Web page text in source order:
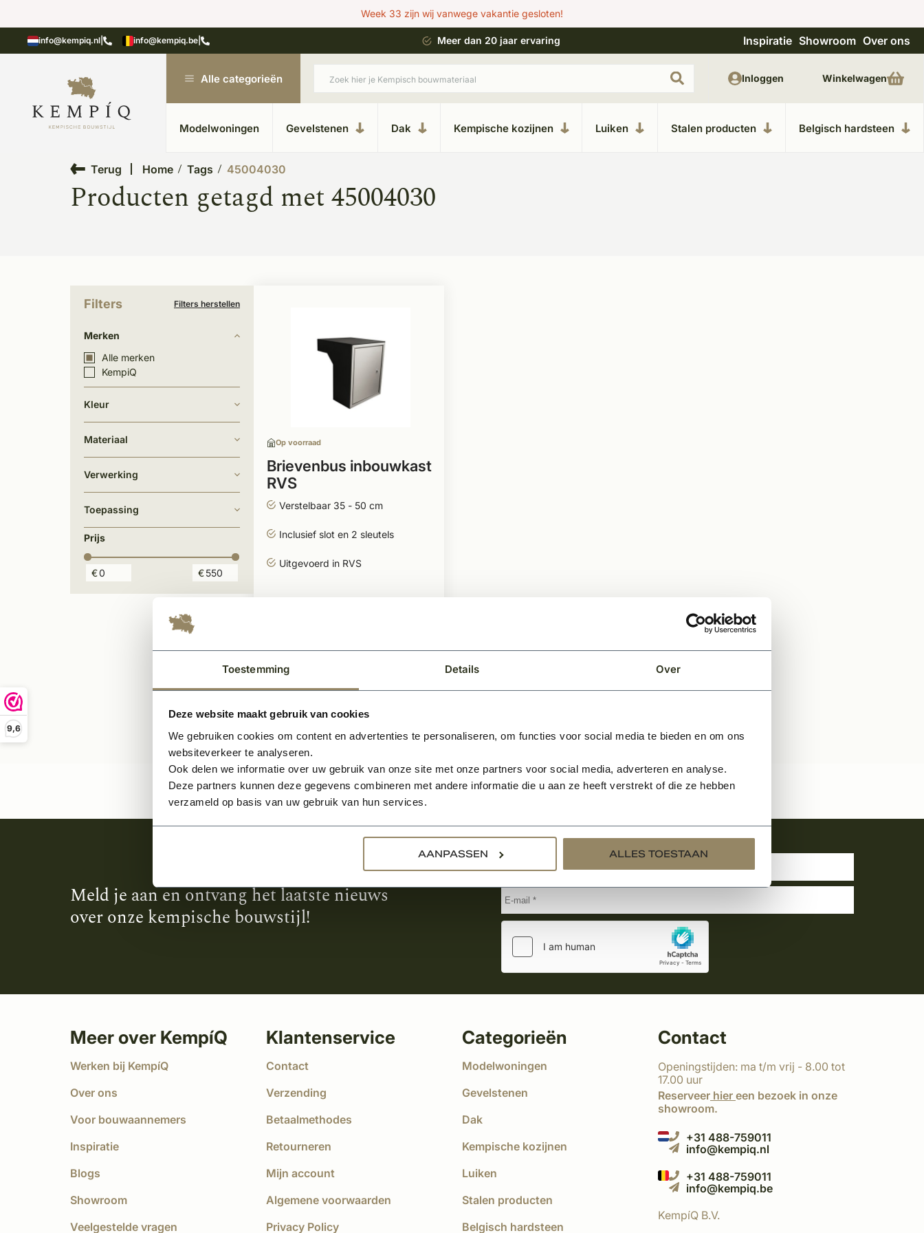
Toestemming Details Over
Deze website maakt gebruik van cookies
We gebruiken cookies om content en advertenties te personaliseren, om functies voor social media te bieden en om ons
websiteverkeer te analyseren.
Ook delen we informatie over uw gebruik van onze site met onze partners voor social media, adverteren en analyse.
Deze partners kunnen deze gegevens combineren met andere informatie die u aan ze heeft verstrekt of die ze hebben
verzameld op basis van uw gebruik van hun services.
AANPASSEN ALLES TOESTAAN
9,6
Week 33 zijn wij vanwege vakantie gesloten!
info@kempiq.nl info@kempiq.be
in Kesteren Unieke materialen in kempische bouwstijl Meer dan 20 jaar ervaring Uitgebreide showroom in Kesteren Unieke
Inspiratie Showroom Over ons
Alle categorieën
Modelwoningen Gevelstenen Dak Kempische kozijnen Luiken Stalen producten Belgisch hardsteen
Inloggen Winkelwagen
Terug Home Tags 45004030
Producten getagd met 45004030
Filters Filters herstellen
Merken
Alle merken
KempiQ
Kleur
Materiaal
Verwerking
Toepassing
Prijs
€ €
Op voorraad
Brievenbus inbouwkast
RVS
Verstelbaar 35 - 50 cm
Inclusief slot en 2 sleutels
Uitgevoerd in RVS
Meld je aan en ontvang het laatste nieuws
over onze kempische bouwstijl!
Meer over KempíQ
Werken bij KempíQ
Over ons
Voor bouwaannemers
Inspiratie
Blogs
Showroom
Veelgestelde vragen
Klantenservice
Contact
Verzending
Betaalmethodes
Retourneren
Mijn account
Algemene voorwaarden
Privacy Policy
Categorieën
Modelwoningen
Gevelstenen
Dak
Kempische kozijnen
Luiken
Stalen producten
Belgisch hardsteen
Contact
Openingstijden: ma t/m vrij - 8.00 tot
17.00 uur
Reserveer hier een bezoek in onze
showroom.
+31 488-759011
info@kempiq.nl
+31 488-759011
info@kempiq.be
KempíQ B.V.